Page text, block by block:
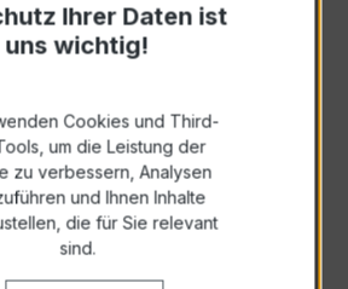
Anfrage schriftlich
hinzufügen
telefonisch
Als PDF exportieren
Ihrer Daten ist
uns wichtig!
Cookies und Third-
um die Leistung der
zu verbessern, Analysen
und Ihnen Inhalte
die für Sie relevant
sind.